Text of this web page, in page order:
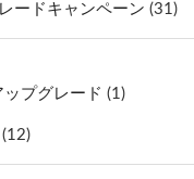
ードキャンペーン (31)
プグレード (1)
(12)